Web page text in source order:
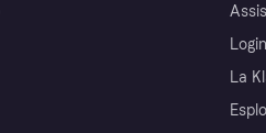
Login
La